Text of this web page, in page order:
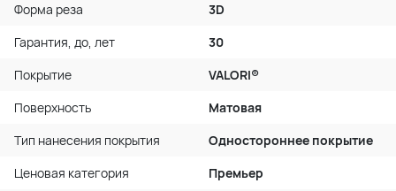
Форма реза
3D
Гарантия, до, лет
30
Покрытие
VALORI®
Поверхность
Матовая
Тип нанесения покрытия
Одностороннее покрытие
Ценовая категория
Премьер